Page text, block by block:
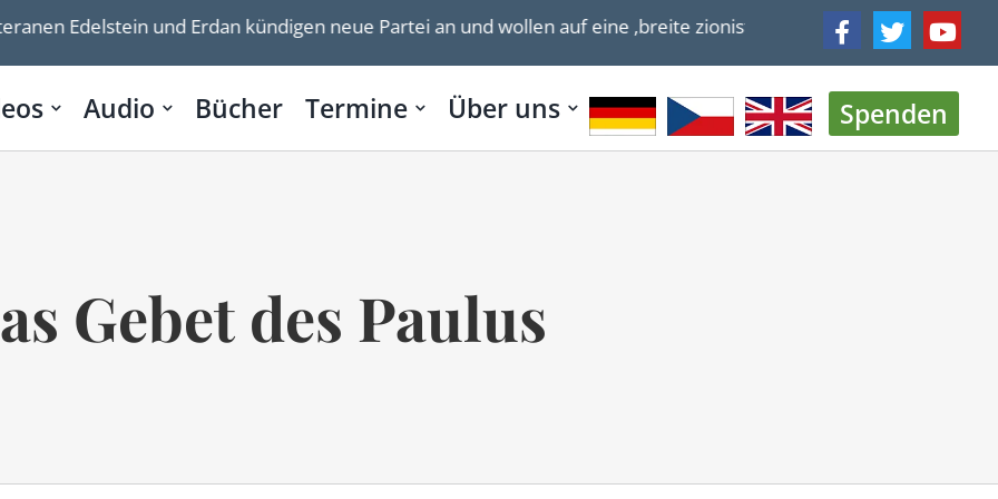
Edelstein und Erdan kündigen neue Partei an und wollen auf eine ‚breite zionistische Regierung‘ bestehen
Audio Bücher Termine Über uns Spenden
Gebet des Paulus